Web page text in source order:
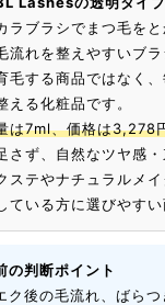
ラブラシでまつ毛を
流れを整えやすいブ
毛する商品ではなく
える化粧品です。
は7ml、価格は3,278
さず、自然なツヤ感
ステやナチュラルメ
ている方に選びやすい
の判断ポイント
ク後の毛流れ、ばら